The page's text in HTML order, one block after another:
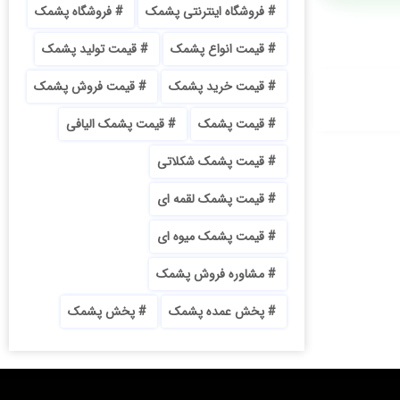
فروشگاه اینترنتی پشمک
فروشگاه پشمک
قیمت انواع پشمک
قیمت تولید پشمک
قیمت خرید پشمک
قیمت فروش پشمک
قیمت پشمک
قیمت پشمک الیافی
قیمت پشمک شکلاتی
قیمت پشمک لقمه ای
قیمت پشمک میوه ای
مشاوره فروش پشمک
پخش عمده پشمک
پخش پشمک